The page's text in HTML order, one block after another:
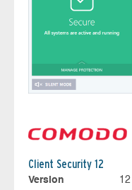
Client Security 12
Version
12